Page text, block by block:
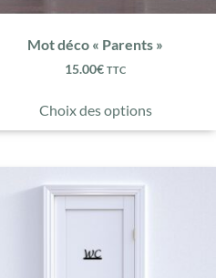
Mot déco « Parents »
15.00€ TTC
Choix des options